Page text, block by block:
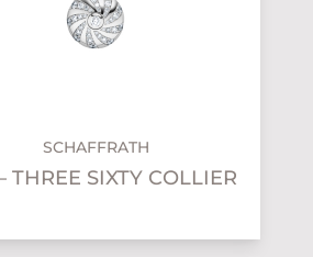
SCHAFFRATH
THREE SIXTY COLLIER